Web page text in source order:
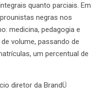
quanto parciais. Em
negras nos
medicina, pedagogia e
volume, passando de
um percentual de
diretor da BrandÜ